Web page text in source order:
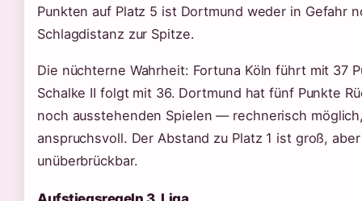
Punkten auf Platz 5 ist Dortmund weder in Gefahr
Schlagdistanz zur Spitze.
Die nüchterne Wahrheit: Fortuna Köln führt mit 37
Schalke II folgt mit 36. Dortmund hat fünf Punkte
noch ausstehenden Spielen — rechnerisch
anspruchsvoll. Der Abstand zu Platz 1 ist groß,
unüberbrückbar.